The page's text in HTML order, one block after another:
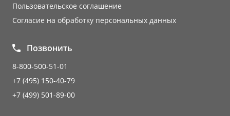
Пользовательское соглашение
Согласие на обработку персональных данных
Позвонить
8-800-500-51-01
+7 (495) 150-40-79
+7 (499) 501-89-00